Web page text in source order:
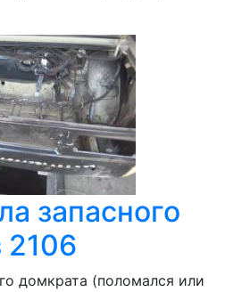
запасного
2106
домкрата (поломался или